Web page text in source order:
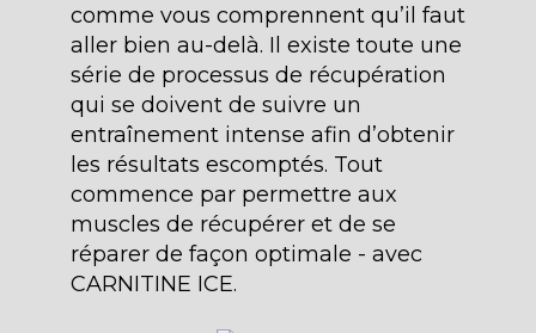
comme vous comprennent qu’il faut
aller bien au-delà. Il existe toute une
série de processus de récupération
qui se doivent de suivre un
entraînement intense afin d’obtenir
les résultats escomptés. Tout
commence par permettre aux
muscles de récupérer et de se
réparer de façon optimale - avec
CARNITINE ICE.